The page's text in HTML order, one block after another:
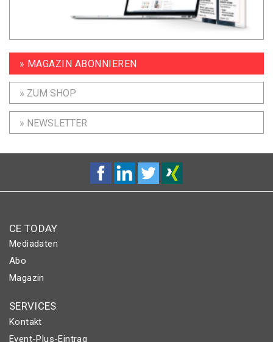
» MAGAZIN ABONNIEREN
» ZUM SHOP
» NEWSLETTER
CE TODAY
Mediadaten
Abo
Magazin
SERVICES
Kontakt
Event-Plus-Eintrag